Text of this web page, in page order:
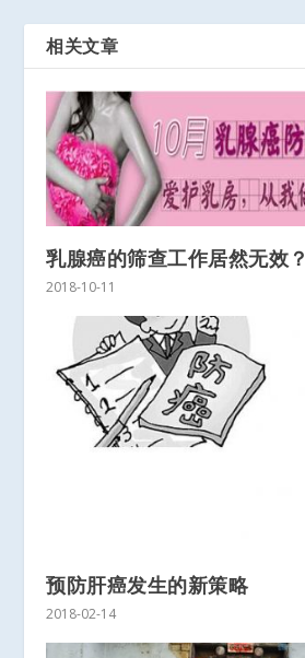
相关文章
乳腺癌的筛查工作居然无效？
2018-10-11
预防肝癌发生的新策略
2018-02-14